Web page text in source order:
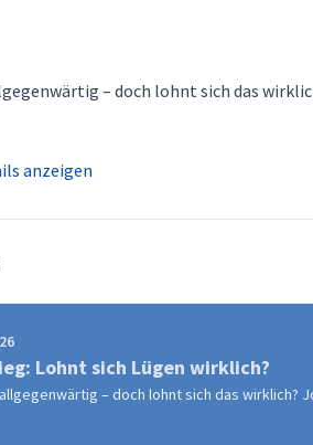
– doch lohnt sich das
anzeigen
Lohnt sich Lügen wirklich?
– doch lohnt sich das wirklich?